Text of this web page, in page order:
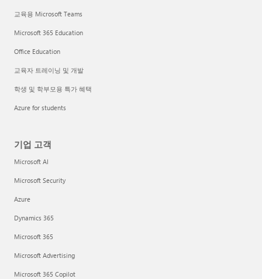
교육용 Microsoft Teams
Microsoft 365 Education
Office Education
교육자 트레이닝 및 개발
학생 및 학부모용 특가 혜택
Azure for students
기업 고객
Microsoft AI
Microsoft Security
Azure
Dynamics 365
Microsoft 365
Microsoft Advertising
Microsoft 365 Copilot